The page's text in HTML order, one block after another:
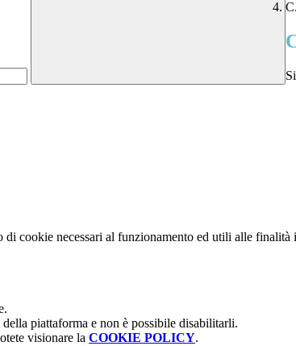
cookie necessari al funzionamento ed utili alle finalità
piattaforma e non è possibile disabilitarli.
visionare la COOKIE POLICY.